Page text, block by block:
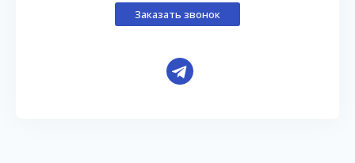
Заказать звонок